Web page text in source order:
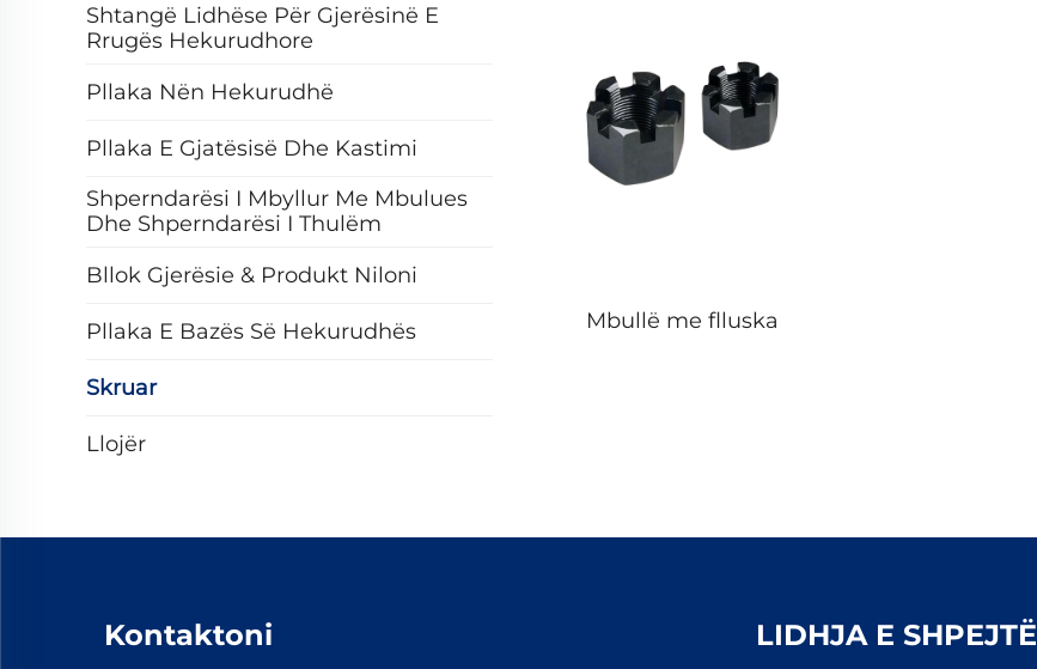
Shtangë Lidhëse Për Gjerësinë E
Rrugës Hekurudhore
Pllaka Nën Hekurudhë
Pllaka E Gjatësisë Dhe Kastimi
Shperndarësi I Mbyllur Me Mbulues
Dhe Shperndarësi I Thulëm
Bllok Gjerësie & Produkt Niloni
Pllaka E Bazës Së Hekurudhës
Skruar
Llojër
Mbullë me flluska
Kontaktoni LIDHJA E SHPEJTË